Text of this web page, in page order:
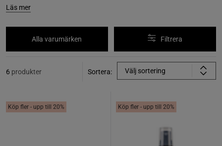
Läs mer
Alla varumärken Filtrera
6 produkter Sortera: Välj sortering
Köp fler - upp till 20% Köp fler - upp till 20%